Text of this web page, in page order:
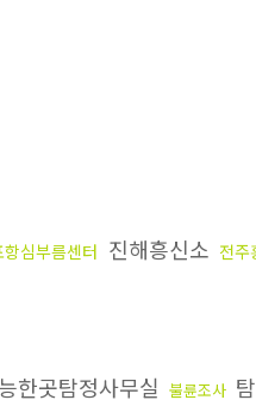
항심부름센터 진해흥신소 전주
한곳탐정사무실 불륜조사